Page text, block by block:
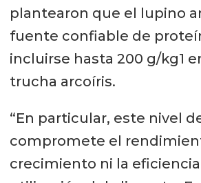
plantearon que el lupino
fuente confiable de
incluirse hasta 200 g/kg1
trucha arcoíris.
“En particular, este nivel
compromete el
crecimiento ni la